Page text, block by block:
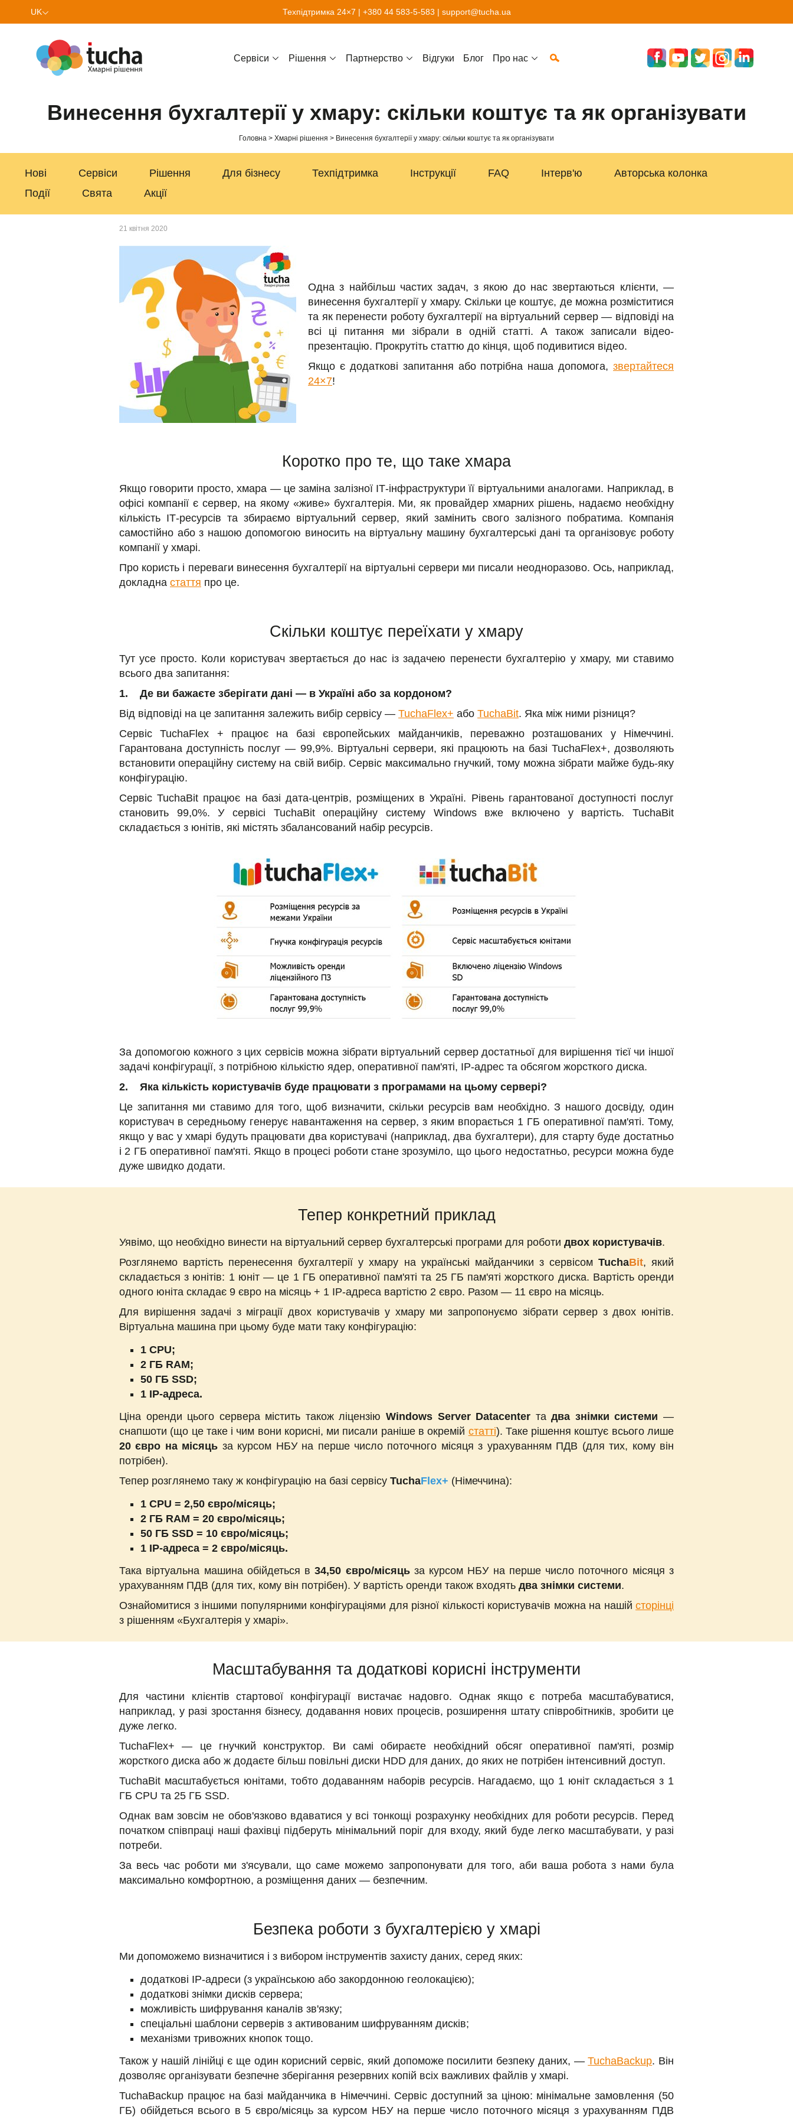
UK
PL
Техпідтримка 24×7 | +380 44 583-5-583 | support@tucha.ua
Cервіси Рішення Партнерство Відгуки Блог Про нас
Винесення бухгалтерії у хмару: скільки коштує та як організувати
Головна Хмарні рішення Винесення бухгалтерії у хмару: скільки коштує та як організувати
Нові Сервіси Рішення Для бізнесу Техпідтримка Інструкції FAQ Інтерв'ю
Авторська колонка
Події
Свята Акції
21 квітня 2020
Одна з найбільш частих задач, з якою до нас звертаються клієнти, —
винесення бухгалтерії у хмару. Скільки це коштує, де можна розміститися
та як перенести роботу бухгалтерії на віртуальний сервер — відповіді на
всі ці питання ми зібрали в одній статті. А також записали відео-
презентацію. Прокрутіть статтю до кінця, щоб подивитися відео.
Якщо є додаткові запитання або потрібна наша допомога, звертайтеся
24×7!
Коротко про те, що таке хмара
Якщо говорити просто, хмара — це заміна залізної ІТ-інфраструктури її віртуальними аналогами. Наприклад, в
офісі компанії є сервер, на якому «живе» бухгалтерія. Ми, як провайдер хмарних рішень, надаємо необхідну
кількість ІТ-ресурсів та збираємо віртуальний сервер, який замінить свого залізного побратима. Компанія
самостійно або з нашою допомогою виносить на віртуальну машину бухгалтерські дані та організовує роботу
компанії у хмарі.
Про користь і переваги винесення бухгалтерії на віртуальні сервери ми писали неодноразово. Ось, наприклад,
докладна стаття про це.
Скільки коштує переїхати у хмару
Тут усе просто. Коли користувач звертається до нас із задачею перенести бухгалтерію у хмару, ми ставимо
всього два запитання:
1. Де ви бажаєте зберігати дані — в Україні або за кордоном?
Від відповіді на це запитання залежить вибір сервісу — TuchaFlex+ або TuchaBit. Яка між ними різниця?
Сервіс TuchaFlex + працює на базі європейських майданчиків, переважно розташованих у Німеччині.
Гарантована доступність послуг — 99,9%. Віртуальні сервери, які працюють на базі TuchaFlex+, дозволяють
встановити операційну систему на свій вибір. Сервіс максимально гнучкий, тому можна зібрати майже будь-яку
конфігурацію.
Сервіс TuchaBit працює на базі дата-центрів, розміщених в Україні. Рівень гарантованої доступності послуг
становить 99,0%. У сервісі TuchaBit операційну систему Windows вже включено у вартість. TuchaBit
складається з юнітів, які містять збалансований набір ресурсів.
За допомогою кожного з цих сервісів можна зібрати віртуальний сервер достатньої для вирішення тієї чи іншої
задачі конфігурації, з потрібною кількістю ядер, оперативної пам'яті, IP-адрес та обсягом жорсткого диска.
2. Яка кількість користувачів буде працювати з програмами на цьому сервері?
Це запитання ми ставимо для того, щоб визначити, скільки ресурсів вам необхідно. З нашого досвіду, один
користувач в середньому генерує навантаження на сервер, з яким впорається 1 ГБ оперативної пам'яті. Тому,
якщо у вас у хмарі будуть працювати два користувачі (наприклад, два бухгалтери), для старту буде достатньо
і 2 ГБ оперативної пам'яті. Якщо в процесі роботи стане зрозуміло, що цього недостатньо, ресурси можна буде
дуже швидко додати.
Тепер конкретний приклад
Уявімо, що необхідно винести на віртуальний сервер бухгалтерські програми для роботи двох користувачів.
Розглянемо вартість перенесення бухгалтерії у хмару на українські майданчики з сервісом TuchaBit, який
складається з юнітів: 1 юніт — це 1 ГБ оперативної пам'яті та 25 ГБ пам'яті жорсткого диска. Вартість оренди
одного юніта складає 9 євро на місяць + 1 IP-адреса вартістю 2 євро. Разом — 11 євро на місяць.
Для вирішення задачі з міграції двох користувачів у хмару ми запропонуємо зібрати сервер з двох юнітів.
Віртуальна машина при цьому буде мати таку конфігурацію:
1 CPU;
2 ГБ RAM;
50 ГБ SSD;
1 IP-адреса.
Ціна оренди цього сервера містить також ліцензію Windows Server Datacenter тадва знімки системи —
снапшоти (що це таке і чим вони корисні, ми писали раніше в окремій статті). Таке рішення коштує всього лише
20 євро на місяць за курсом НБУ на перше число поточного місяця з урахуванням ПДВ (для тих, кому він
потрібен).
Тепер розглянемо таку ж конфігурацію на базі сервісу TuchaFlex+ (Німеччина):
1 CPU = 2,50 євро/місяць;
2 ГБ RAM = 20 євро/місяць;
50 ГБ SSD = 10 євро/місяць;
1 IP-адреса = 2 євро/місяць.
Така віртуальна машина обійдеться в34,50 євро/місяцьза курсом НБУ на перше число поточного місяця з
урахуванням ПДВ (для тих, кому він потрібен). У вартість оренди також входять два знімки системи.
Ознайомитися з іншими популярними конфігураціями для різної кількості користувачів можна на нашій сторінці
з рішенням «Бухгалтерія у хмарі».
Масштабування та додаткові корисні інструменти
Для частини клієнтів стартової конфігурації вистачає надовго. Однак якщо є потреба масштабуватися,
наприклад, у разі зростання бізнесу, додавання нових процесів, розширення штату співробітників, зробити це
дуже легко.
TuchaFlex+ — це гнучкий конструктор. Ви самі обираєте необхідний обсяг оперативної пам'яті, розмір
жорсткого диска або ж додаєте більш повільні диски HDD для даних, до яких не потрібен інтенсивний доступ.
TuchaBit масштабується юнітами, тобто додаванням наборів ресурсів. Нагадаємо, що 1 юніт складається з 1
ГБ CPU та 25 ГБ SSD.
Однак вам зовсім не обов'язково вдаватися у всі тонкощі розрахунку необхідних для роботи ресурсів. Перед
початком співпраці наші фахівці підберуть мінімальний поріг для входу, який буде легко масштабувати, у разі
потреби.
За весь час роботи ми з'ясували, що саме можемо запропонувати для того, аби ваша робота з нами була
максимально комфортною, а розміщення даних — безпечним.
Безпека роботи з бухгалтерією у хмарі
Ми допоможемо визначитися і з вибором інструментів захисту даних, серед яких:
додаткові IP-адреси (з українською або закордонною геолокацією);
додаткові знімки дисків сервера;
можливість шифрування каналів зв'язку;
спеціальні шаблони серверів з активованим шифруванням дисків;
механізми тривожних кнопок тощо.
Також у нашій лінійці є ще один корисний сервіс, який допоможе посилити безпеку даних, —TuchaBackup. Він
дозволяє організувати безпечне зберігання резервних копій всіх важливих файлів у хмарі.
TuchaBackup працює на базі майданчика в Німеччині. Сервіс доступний за ціною: мінімальне замовлення (50
ГБ) обійдеться всього в 5 євро/місяць за курсом НБУ на перше число поточного місяця з урахуванням ПДВ